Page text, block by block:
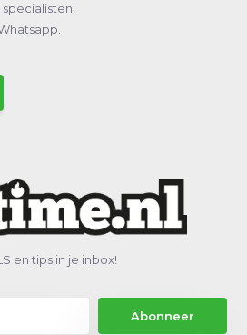
en tips in je inbox!
Abonneer